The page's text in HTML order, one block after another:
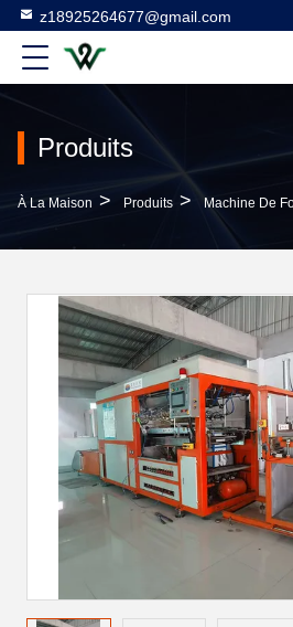
z18925264677@gmail.com
Produits
À La Maison > Produits > Machine De Formage